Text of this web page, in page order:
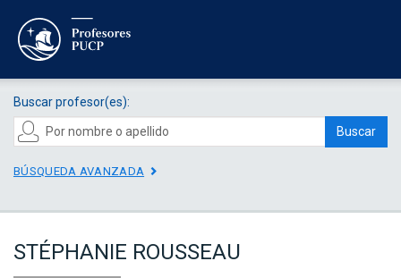
Buscar profesor(es):
Buscar
BÚSQUEDA AVANZADA
STÉPHANIE ROUSSEAU